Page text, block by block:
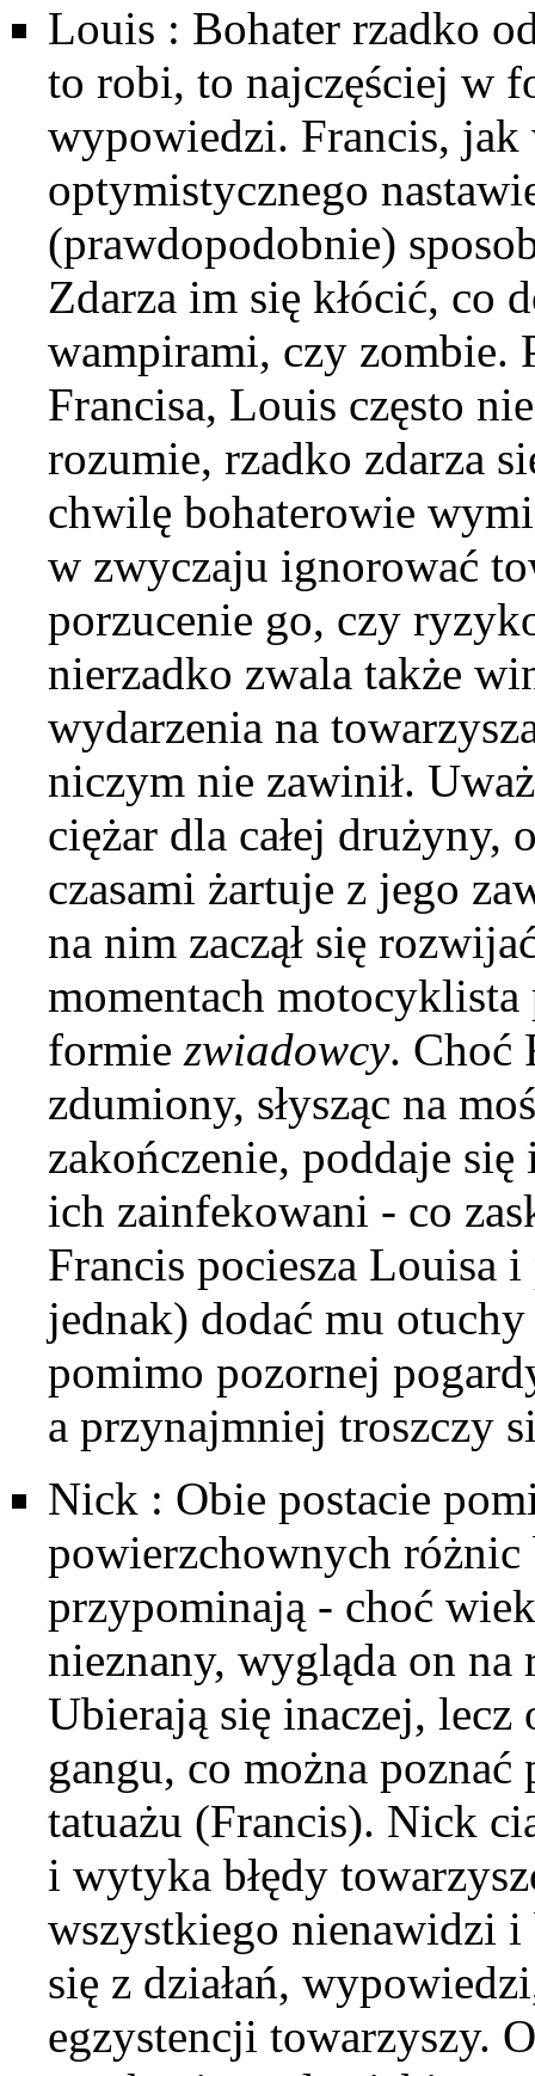
Louis : Bohater rzadko
to robi, to najczęściej w
wypowiedzi. Francis,
optymistycznego
(prawdopodobnie)
Zdarza im się kłócić, co
wampirami, czy zombie.
Francisa, Louis często
rozumie, rzadko zdarza
chwilę bohaterowie
w zwyczaju ignorować
porzucenie go, czy
nierzadko zwala także
wydarzenia na
niczym nie zawinił.
ciężar dla całej drużyny,
czasami żartuje z jego
na nim zaczął się
momentach
formie zwiadowcy. Choć
zdumiony, słysząc na
zakończenie, poddaje
ich zainfekowani - co
Francis pociesza Louisa
jednak) dodać mu
pomimo pozornej
a przynajmniej troszczy
Nick : Obie postacie
powierzchownych różnic
przypominają - choć
nieznany, wygląda on
Ubierają się inaczej, lecz
gangu, co można
tatuażu (Francis). Nick
i wytyka błędy
wszystkiego nienawidzi
się z działań,
egzystencji towarzyszy.